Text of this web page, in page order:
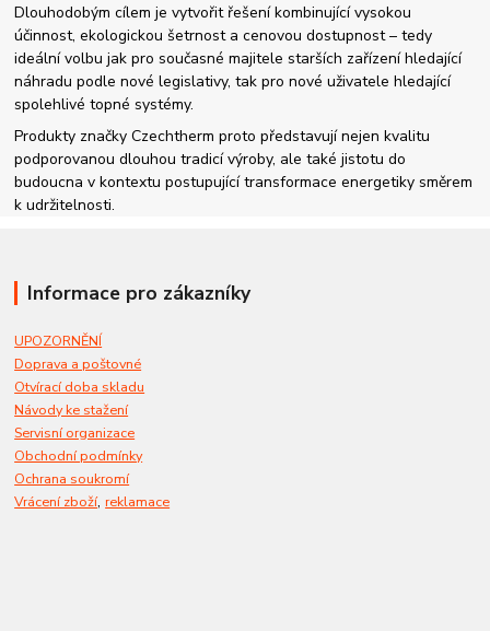
Dlouhodobým cílem je vytvořit řešení kombinující vysokou
účinnost, ekologickou šetrnost a cenovou dostupnost – tedy
ideální volbu jak pro současné majitele starších zařízení hledající
náhradu podle nové legislativy, tak pro nové uživatele hledající
spolehlivé topné systémy.
Produkty značky Czechtherm proto představují nejen kvalitu
podporovanou dlouhou tradicí výroby, ale také jistotu do
budoucna v kontextu postupující transformace energetiky směrem
k udržitelnosti.
Informace pro zákazníky
UPOZORNĚNÍ
Doprava a poštovné
Otvírací doba skladu
Návody ke stažení
Servisní organizace
Obchodní podmínky
Ochrana soukromí
Vrácení zboží,reklamace